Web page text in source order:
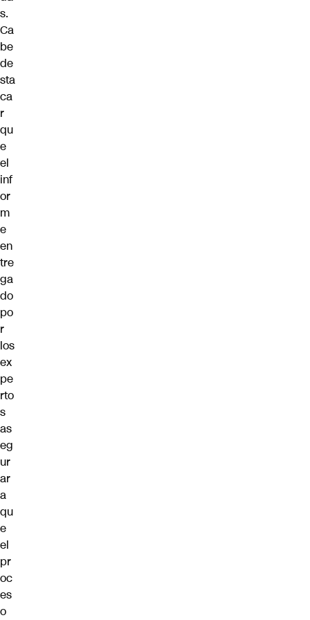
s.
Ca
be
de
sta
ca
r
qu
e
el
inf
or
m
e
en
tre
ga
do
po
r
los
ex
pe
rto
s
as
eg
ur
ar
a
qu
e
el
pr
oc
es
o